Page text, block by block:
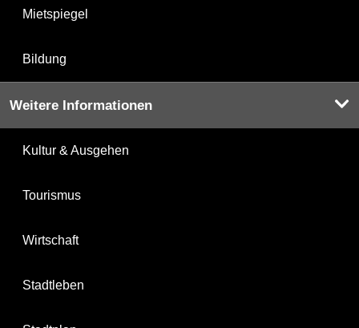
Mietspiegel
Bildung
Weitere Informationen
Kultur & Ausgehen
Tourismus
Wirtschaft
Stadtleben